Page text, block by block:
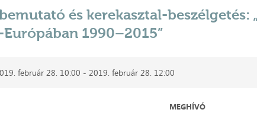
és kerekasztal-beszélgetés:
1990–2015”
február 28. 10:00 - 2019. február 28. 12:00
MEGHÍVÓ